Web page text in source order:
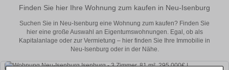
Finden Sie hier Ihre Wohnung zum kaufen in Neu-Isenburg
Suchen Sie in Neu-Isenburg eine Wohnung zum kaufen? Finden Sie
hier eine große Auswahl an Eigentumswohnungen. Egal, ob als
Kapitalanlage oder zur Vermietung – hier finden Sie Ihre Immobilie in
Neu-Isenburg oder in der Nähe.